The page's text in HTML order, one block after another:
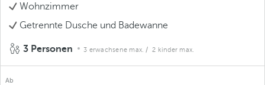
Wohnzimmer
Getrennte Dusche und Badewanne
3 Personen 3 erwachsene max. / 2 kinder max.
Ab